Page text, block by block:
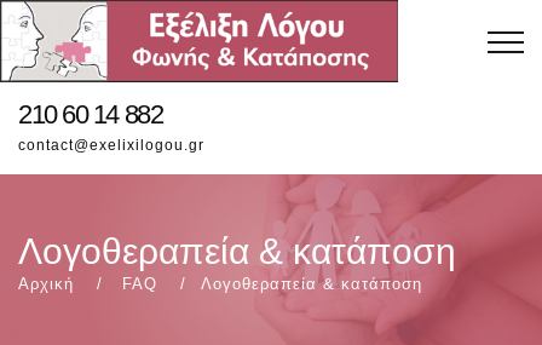
210 60 14 882
contact@exelixilogou.gr
Λογοθεραπεία & κατάποση
Αρχική FAQ Λογοθεραπεία & κατάποση